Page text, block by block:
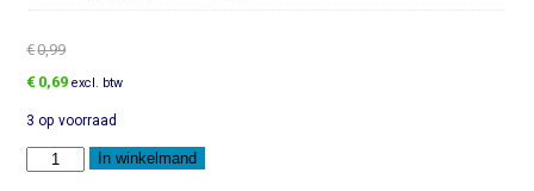
€0,99
Oorspronkelijke
was:
€0,99.
€ 0,69Huidige
is:
€0,69.
excl. btw
3 op voorraad
Zeskantbout
aantal
In winkelmand